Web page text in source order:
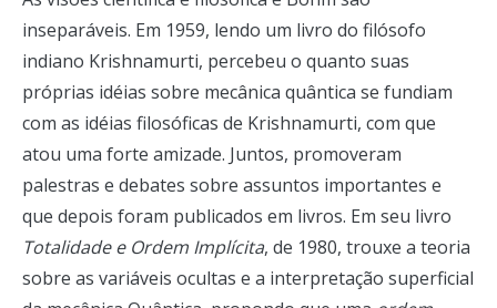
inseparáveis. Em 1959, lendo um livro do filósofo
indiano Krishnamurti, percebeu o quanto suas
próprias idéias sobre mecânica quântica se fundiam
com as idéias filosóficas de Krishnamurti, com que
atou uma forte amizade. Juntos, promoveram
palestras e debates sobre assuntos importantes e
que depois foram publicados em livros. Em seu livro
Totalidade e Ordem Implícita, de 1980, trouxe a teoria
sobre as variáveis ocultas e a interpretação superficial